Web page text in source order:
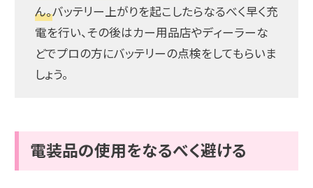
ん。バッテリー上がりを起こしたらなるべく早く充
電を行い、その後はカー用品店やディーラーな
どでプロの方にバッテリーの点検をしてもらいま
しょう。
電装品の使用をなるべく避ける